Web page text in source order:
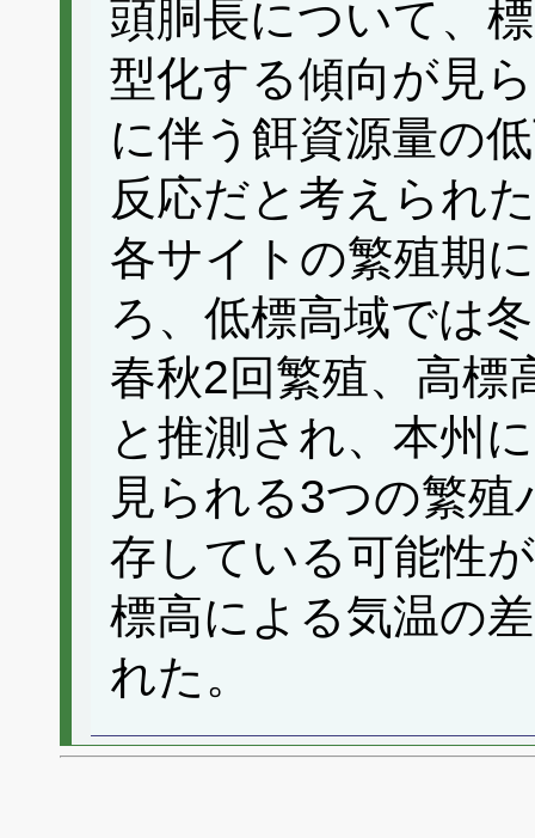
頭胴長について、
型化する傾向が見
に伴う餌資源量の
反応だと考えられ
各サイトの繁殖期
ろ、低標高域では
春秋2回繁殖、高標
と推測され、本州
見られる3つの繁
存している可能性
標高による気温の
れた。